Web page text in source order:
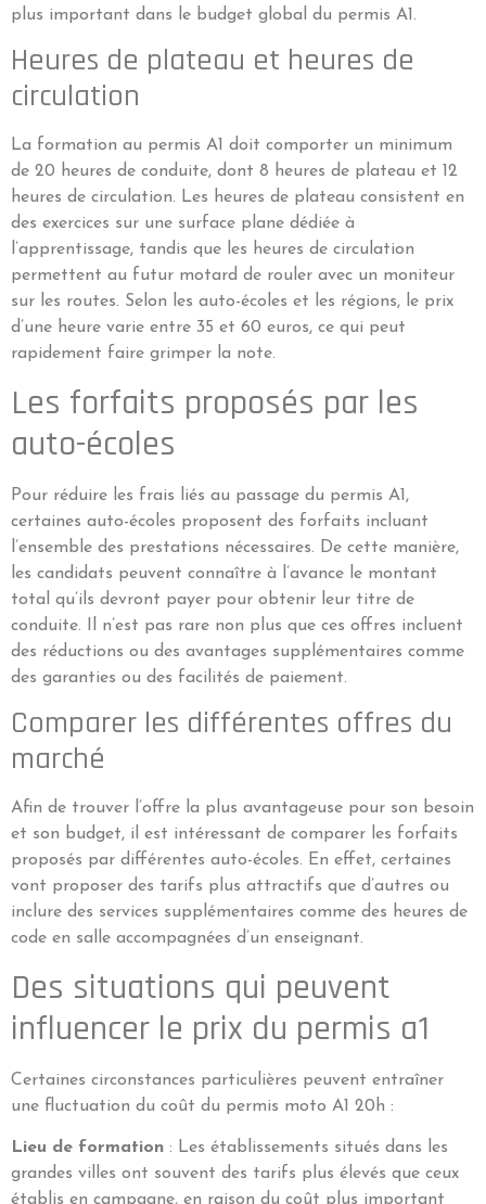
plus important dans le budget global du permis A1.
Heures de plateau et heures de
circulation
La formation au permis A1 doit comporter un minimum
de 20 heures de conduite, dont 8 heures de plateau et 12
heures de circulation. Les heures de plateau consistent en
des exercices sur une surface plane dédiée à
l’apprentissage, tandis que les heures de circulation
permettent au futur motard de rouler avec un moniteur
sur les routes. Selon les auto-écoles et les régions, le prix
d’une heure varie entre 35 et 60 euros, ce qui peut
rapidement faire grimper la note.
Les forfaits proposés par les
auto-écoles
Pour réduire les frais liés au passage du permis A1,
certaines auto-écoles proposent des forfaits incluant
l’ensemble des prestations nécessaires. De cette manière,
les candidats peuvent connaître à l’avance le montant
total qu’ils devront payer pour obtenir leur titre de
conduite. Il n’est pas rare non plus que ces offres incluent
des réductions ou des avantages supplémentaires comme
des garanties ou des facilités de paiement.
Comparer les différentes offres du
marché
Afin de trouver l’offre la plus avantageuse pour son besoin
et son budget, il est intéressant de comparer les forfaits
proposés par différentes auto-écoles. En effet, certaines
vont proposer des tarifs plus attractifs que d’autres ou
inclure des services supplémentaires comme des heures de
code en salle accompagnées d’un enseignant.
Des situations qui peuvent
influencer le prix du permis a1
Certaines circonstances particulières peuvent entraîner
une fluctuation du coût du permis moto A1 20h :
Lieu de formation : Les établissements situés dans les
grandes villes ont souvent des tarifs plus élevés que ceux
établis en campagne, en raison du coût plus important